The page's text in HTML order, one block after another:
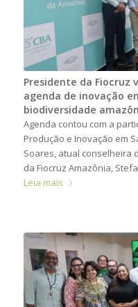
Presidente da Fiocruz
agenda de inovação
biodiversidade
Agenda contou com a
Produção e Inovação em
Soares, atual conselheira
da Fiocruz Amazônia,
Leia mais